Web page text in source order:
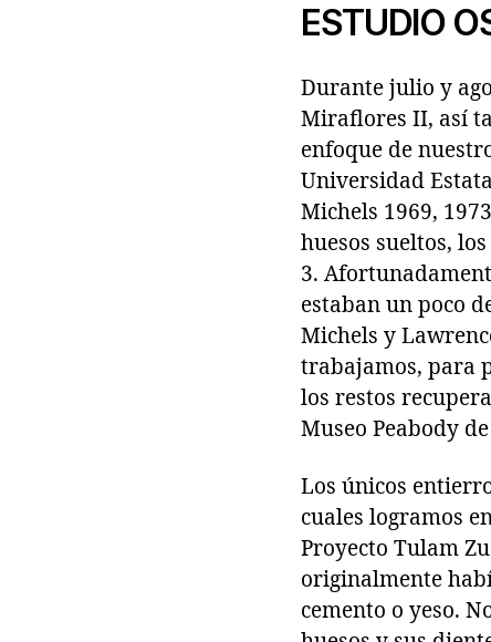
ESTUDIO
Durante julio y
Miraflores II, así
enfoque de
Universidad
Michels 1969,
huesos sueltos,
3.
estaban un poco
Michels y
trabajamos, para
los restos
Museo Peabody
Los únicos
cuales logramos
Proyecto Tulam
originalmente
cemento o yeso.